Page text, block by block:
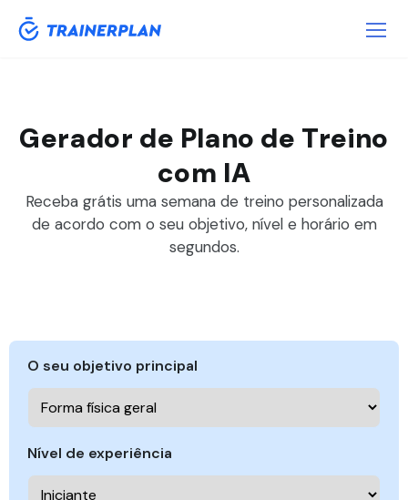
Gerador de Plano de Treino
com IA
Receba grátis uma semana de treino personalizada
de acordo com o seu objetivo, nível e horário em
segundos.
O seu objetivo principal
Nível de experiência